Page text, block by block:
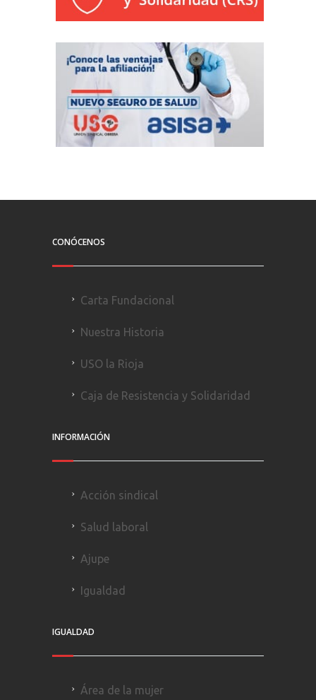
CONÓCENOS
Carta Fundacional
Nuestra Historia
USO la Rioja
Caja de Resistencia y Solidaridad
INFORMACIÓN
Acción sindical
Salud laboral
Ajupe
Igualdad
IGUALDAD
Área de la mujer